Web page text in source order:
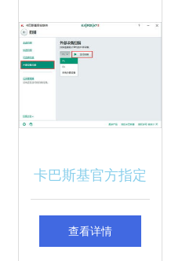
卡巴斯基官方指定
平台 一站式购买与
查看详情